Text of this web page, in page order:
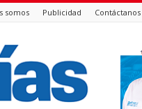
somos Publicidad Contáctanos
7
Días